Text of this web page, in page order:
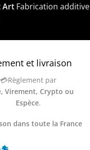
Art Fabrication additive
et livraison
💳Règlement par
Virement, Crypto ou
Espèce.
dans toute la France